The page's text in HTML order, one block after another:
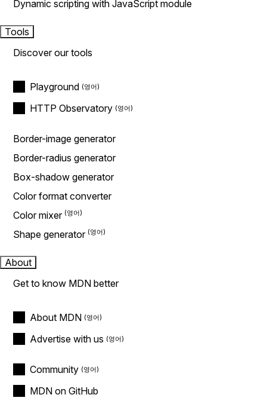
Dynamic scripting with JavaScript module
Tools
Discover our tools
Playground
HTTP Observatory
Border-image generator
Border-radius generator
Box-shadow generator
Color format converter
Color mixer
Shape generator
About
Get to know MDN better
About MDN
Advertise with us
Community
MDN on GitHub